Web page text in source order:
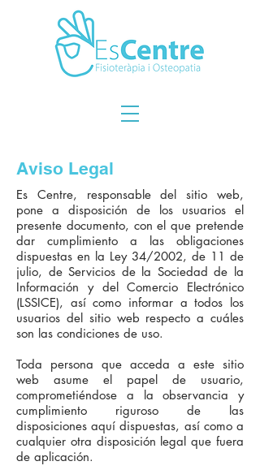
Aviso Legal
Es Centre, responsable del sitio web,
pone a disposición de los usuarios el
presente documento, con el que pretende
dar cumplimiento a las obligaciones
dispuestas en la Ley 34/2002, de 11 de
julio, de Servicios de la Sociedad de la
Información y del Comercio Electrónico
(LSSICE), así como informar a todos los
usuarios del sitio web respecto a cuáles
son las condiciones de uso.
Toda persona que acceda a este sitio
web asume el papel de usuario,
comprometiéndose a la observancia y
cumplimiento riguroso de las
disposiciones aquí dispuestas, así como a
cualquier otra disposición legal que fuera
de aplicación.